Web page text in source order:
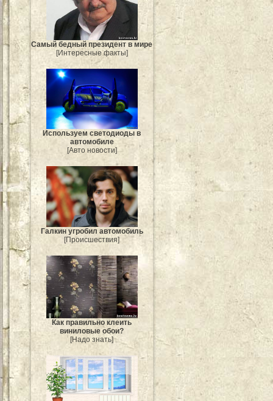
Самый бедный президент в мире
[Интересные факты]
Используем светодиоды в
автомобиле
[Авто новости]
Галкин угробил автомобиль
[Происшествия]
Как правильно клеить
виниловые обои?
[Надо знать]